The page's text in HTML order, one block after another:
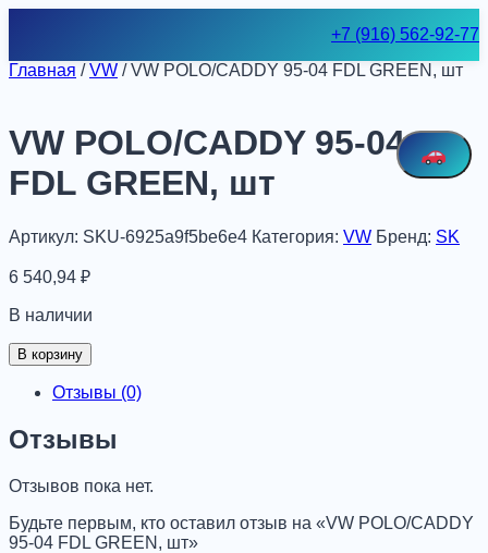
+7 (916) 562-92-77
Главная /VW / VW POLO/CADDY 95-04 FDL GREEN, шт
VW POLO/CADDY 95-04
FDL GREEN, шт
Артикул: SKU-6925a9f5be6e4 Категория: VW Бренд: SK
6 540,94 ₽
В наличии
Количество
товара
VW
95-
04
GREEN,
В корзину
Отзывы (0)
Отзывы
Отзывов пока нет.
Будьте первым, кто оставил отзыв на «VW POLO/CADDY
95-04 FDL GREEN, шт»